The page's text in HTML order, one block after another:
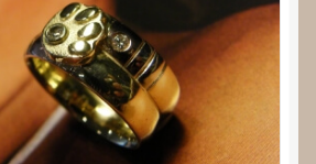
Submenu
uitvouwen